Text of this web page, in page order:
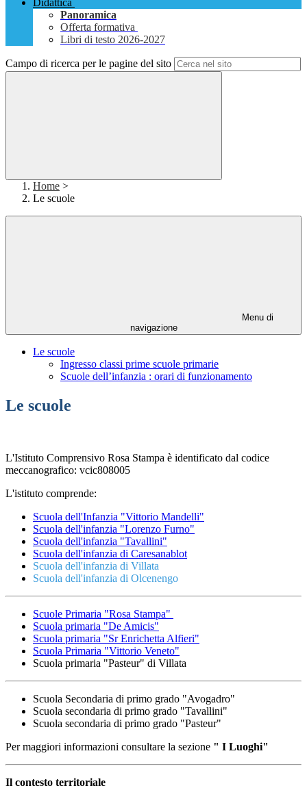
Didattica
Panoramica
Offerta formativa
Libri di testo 2026-2027
Campo di ricerca per le pagine del sito
Home >
Le scuole
Menu di
navigazione
Le scuole
Ingresso classi prime scuole primarie
Scuole dell’infanzia : orari di funzionamento
Le scuole
L'Istituto Comprensivo Rosa Stampa è identificato dal codice
meccanografico: vcic808005
L'istituto comprende:
Scuola dell'Infanzia "Vittorio Mandelli"
Scuola dell'infanzia "Lorenzo Furno"
Scuola dell'infanzia "Tavallini"
Scuola dell'infanzia di Caresanablot
Scuola dell'infanzia di Villata
Scuola dell'infanzia di Olcenengo
Scuole Primaria "Rosa Stampa"
Scuola primaria "De Amicis"
Scuola primaria "Sr Enrichetta Alfieri"
Scuola Primaria "Vittorio Veneto"
Scuola primaria "Pasteur" di Villata
Scuola Secondaria di primo grado "Avogadro"
Scuola secondaria di primo grado "Tavallini"
Scuola secondaria di primo grado "Pasteur"
Per maggiori informazioni consultare la sezione " I Luoghi"
Il contesto territoriale